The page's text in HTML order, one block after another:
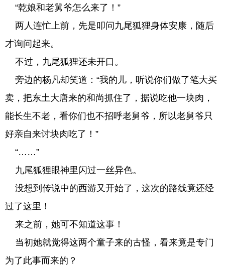
“乾娘和老舅爷怎么来了！”
两人连忙上前，先是叩问九尾狐狸身体安康，随后
才询问起来。
不过，九尾狐狸还未开口。
旁边的杨凡却笑道：“我的儿，听说你们做了笔大买
卖，把东土大唐来的和尚抓住了，据说吃他一块肉，
能长生不老，看你们也不招呼老舅爷，所以老舅爷只
好亲自来讨块肉吃了！”
“……”
九尾狐狸眼神里闪过一丝异色。
没想到传说中的西游又开始了，这次的路线竟还经
过了这里！
来之前，她可不知道这事！
当初她就觉得这两个童子来的古怪，看来竟是专门
为了此事而来的？